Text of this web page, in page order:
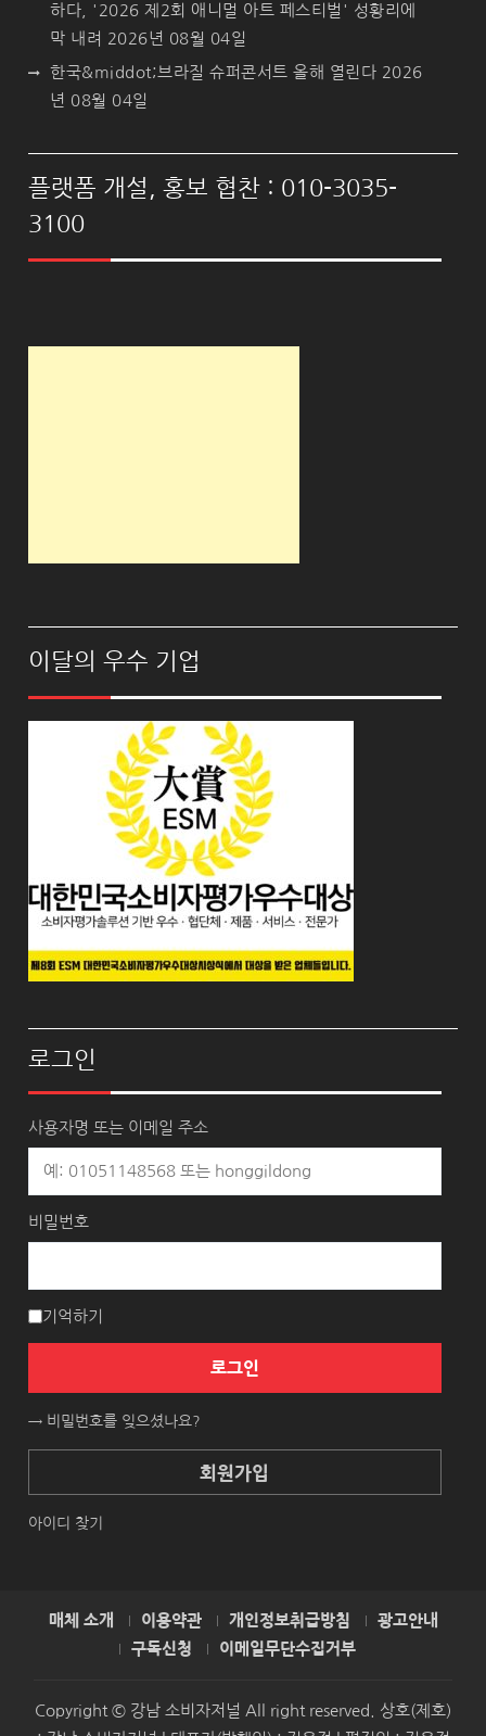
하다, '2026 제2회 애니멀 아트 페스티벌' 성황리에
막 내려 2026년 08월 04일
한국&middot;브라질 슈퍼콘서트 올해 열린다 2026
년 08월 04일
플랫폼 개설, 홍보 협찬 : 010-3035-
3100
이달의 우수 기업
로그인
사용자명 또는 이메일 주소
비밀번호
기억하기
로그인
→ 비밀번호를 잊으셨나요?
회원가입
아이디 찾기
매체 소개 이용약관 개인정보취급방침
광고안내
구독신청
이메일무단수집거부
Copyright © 강남 소비자저널 All right reserved. 상호(제호)